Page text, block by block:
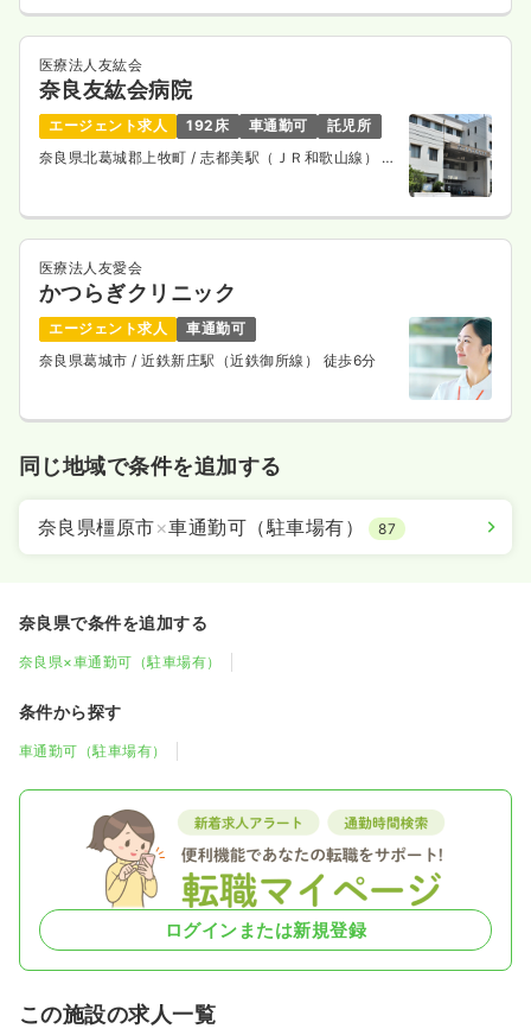
医療法人友紘会
奈良友紘会病院
エージェント求人 192床 車通勤可
託児所
奈良県北葛城郡上牧町 / 志都美駅（ＪＲ和歌山線） 車
医療法人友愛会
かつらぎクリニック
エージェント求人
車通勤可
奈良県葛城市 / 近鉄新庄駅（近鉄御所線） 徒歩6分
同じ地域で条件を追加する
奈良県橿原市×車通勤可（駐車場有） 87
奈良県で条件を追加する
奈良県×車通勤可（駐車場有）
条件から探す
車通勤可（駐車場有）
ログインまたは新規登録
この施設の求人一覧